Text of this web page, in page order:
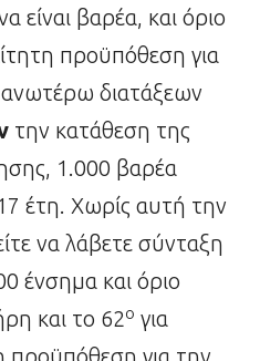
είναι βαρέα, και όριο
προϋπόθεση για
διατάξεων
την κατάθεση της
1.000 βαρέα
έτη. Χωρίς αυτή την
να λάβετε σύνταξη
ένσημα και όριο
και το 62ο για